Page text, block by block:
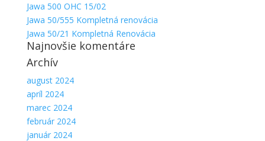
Jawa 500 OHC 15/02
Jawa 50/555 Kompletná renovácia
Jawa 50/21 Kompletná Renovácia
Najnovšie komentáre
Archív
august 2024
apríl 2024
marec 2024
február 2024
január 2024
Nevyhnutné
Tieto súbory
cookie nie
sú voliteľné.
Sú potrebné
fungovanie
webovej
stránky.